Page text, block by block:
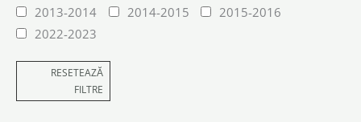
2013-2014
2014-2015
2015-2016
2022-2023
RESETEAZĂ
FILTRE